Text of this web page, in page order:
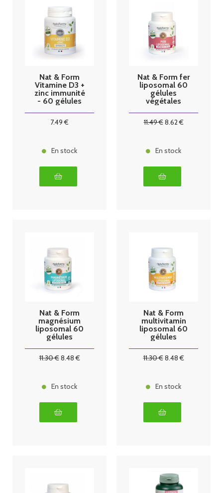
Nat & Form
Vitamine D3 +
zinc immunité
- 60 gélules
7.49 €
En stock
Nat & Form fer
liposomal 60
gélules
végétales
11.49€8.62€
En stock
Nat & Form
magnésium
liposomal 60
gélules
11.30€8.48€
En stock
Nat & Form
multivitamin
liposomal 60
gélules
11.30€8.48€
En stock